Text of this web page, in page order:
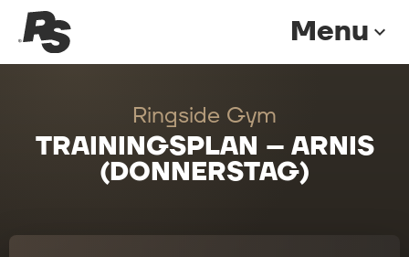
Menu expand_more
Ringside Gym
TRAININGSPLAN – ARNIS
(DONNERSTAG)